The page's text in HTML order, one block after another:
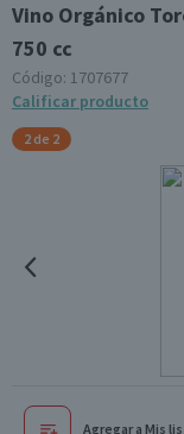
Vino Orgánico
750 cc
Código: 1707677
Calificar producto
2 de 2
Agregar a Mis